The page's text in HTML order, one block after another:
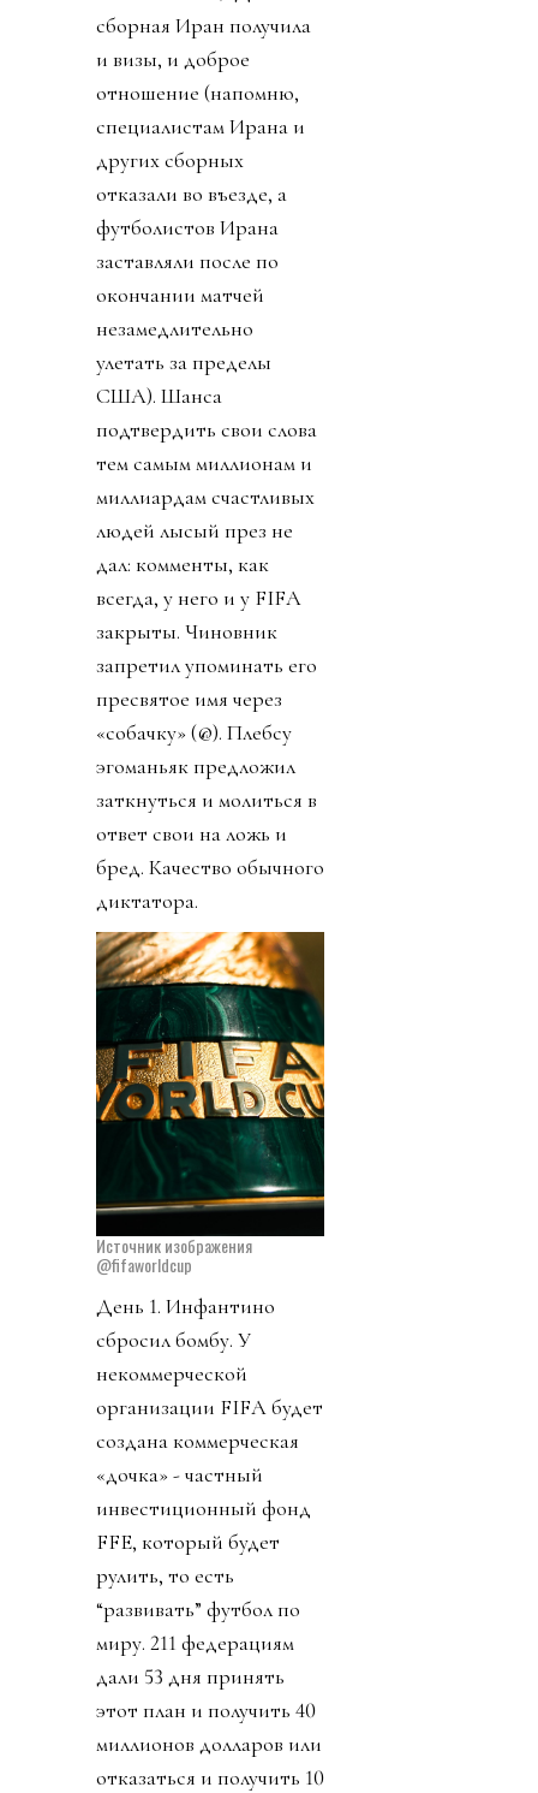
сборная Иран получила
и визы, и доброе
отношение (напомню,
специалистам Ирана и
других сборных
отказали во въезде, а
футболистов Ирана
заставляли после по
окончании матчей
незамедлительно
улетать за пределы
США). Шанса
подтвердить свои слова
тем самым миллионам и
миллиардам счастливых
людей лысый през не
дал: комменты, как
всегда, у него и у FIFA
закрыты. Чиновник
запретил упоминать его
пресвятое имя через
«собачку» (@). Плебсу
эгоманьяк предложил
заткнуться и молиться в
ответ свои на ложь и
бред. Качество обычного
диктатора.
Источник изображения
@fifaworldcup
День 1. Инфантино
сбросил бомбу. У
некоммерческой
организации FIFA будет
создана коммерческая
«дочка» - частный
инвестиционный фонд
FFE, который будет
рулить, то есть
“развивать” футбол по
миру. 211 федерациям
дали 53 дня принять
этот план и получить 40
миллионов долларов или
отказаться и получить 10